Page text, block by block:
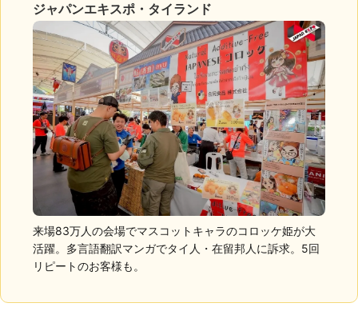
ジャパンエキスポ・タイランド
来場83万人の会場でマスコットキャラのコロッケ姫が大
活躍。多言語翻訳マンガでタイ人・在留邦人に訴求。5回
リピートのお客様も。